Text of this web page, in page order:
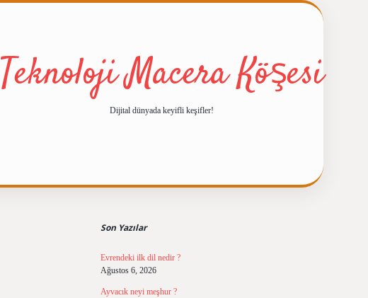
Teknoloji Macera Köşesi
Dijital dünyada keyifli keşifler!
Son Yazılar
Evrendeki ilk dil nedir ?
Ağustos 6, 2026
Ayvacık neyi meşhur ?